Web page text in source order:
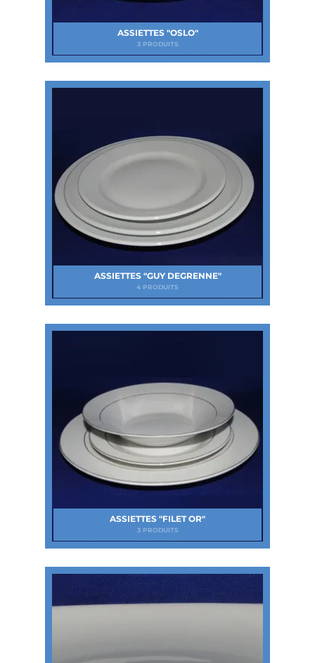
ASSIETTES "OSLO"
3 PRODUITS
ASSIETTES "GUY DEGRENNE"
4 PRODUITS
ASSIETTES "FILET OR"
3 PRODUITS